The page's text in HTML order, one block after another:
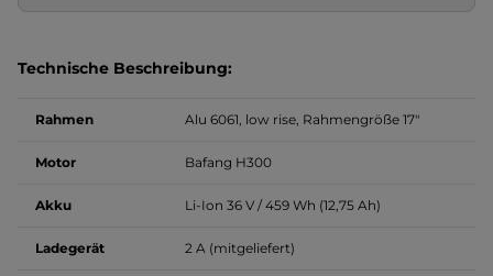
Technische Beschreibung:
Rahmen Alu 6061, low rise, Rahmengröße 17"
Motor Bafang H300
Akku Li-Ion 36 V / 459 Wh (12,75 Ah)
Ladegerät 2 A (mitgeliefert)